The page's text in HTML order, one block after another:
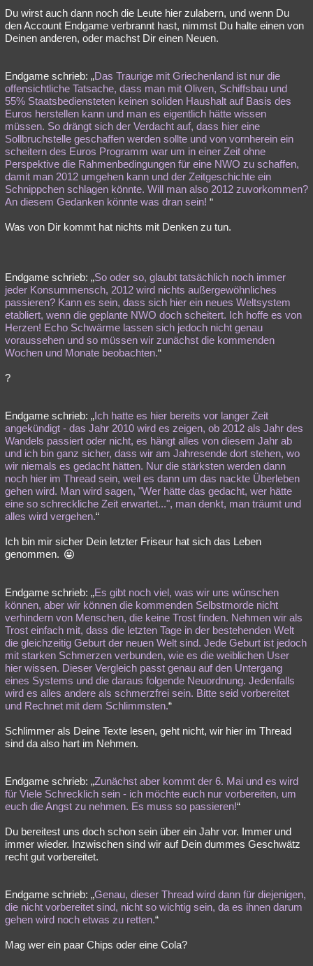
Du wirst auch dann noch die Leute hier zulabern, und wenn Du
den Account Endgame verbrannt hast, nimmst Du halte einen von
Deinen anderen, oder machst Dir einen Neuen.
Endgame schrieb: „Das Traurige mit Griechenland ist nur die
offensichtliche Tatsache, dass man mit Oliven, Schiffsbau und
55% Staatsbediensteten keinen soliden Haushalt auf Basis des
Euros herstellen kann und man es eigentlich hätte wissen
müssen. So drängt sich der Verdacht auf, dass hier eine
Sollbruchstelle geschaffen werden sollte und von vornherein ein
scheitern des Euros Programm war um in einer Zeit ohne
Perspektive die Rahmenbedingungen für eine NWO zu schaffen,
damit man 2012 umgehen kann und der Zeitgeschichte ein
Schnippchen schlagen könnte. Will man also 2012 zuvorkommen?
An diesem Gedanken könnte was dran sein! “
Was von Dir kommt hat nichts mit Denken zu tun.
Endgame schrieb: „So oder so, glaubt tatsächlich noch immer
jeder Konsummensch, 2012 wird nichts außergewöhnliches
passieren? Kann es sein, dass sich hier ein neues Weltsystem
etabliert, wenn die geplante NWO doch scheitert. Ich hoffe es von
Herzen! Echo Schwärme lassen sich jedoch nicht genau
voraussehen und so müssen wir zunächst die kommenden
Wochen und Monate beobachten.“
?
Endgame schrieb: „Ich hatte es hier bereits vor langer Zeit
angekündigt - das Jahr 2010 wird es zeigen, ob 2012 als Jahr des
Wandels passiert oder nicht, es hängt alles von diesem Jahr ab
und ich bin ganz sicher, dass wir am Jahresende dort stehen, wo
wir niemals es gedacht hätten. Nur die stärksten werden dann
noch hier im Thread sein, weil es dann um das nackte Überleben
gehen wird. Man wird sagen, "Wer hätte das gedacht, wer hätte
eine so schreckliche Zeit erwartet...", man denkt, man träumt und
alles wird vergehen.“
Ich bin mir sicher Dein letzter Friseur hat sich das Leben
genommen.
Endgame schrieb: „Es gibt noch viel, was wir uns wünschen
können, aber wir können die kommenden Selbstmorde nicht
verhindern von Menschen, die keine Trost finden. Nehmen wir als
Trost einfach mit, dass die letzten Tage in der bestehenden Welt
die gleichzeitig Geburt der neuen Welt sind. Jede Geburt ist jedoch
mit starken Schmerzen verbunden, wie es die weiblichen User
hier wissen. Dieser Vergleich passt genau auf den Untergang
eines Systems und die daraus folgende Neuordnung. Jedenfalls
wird es alles andere als schmerzfrei sein. Bitte seid vorbereitet
und Rechnet mit dem Schlimmsten.“
Schlimmer als Deine Texte lesen, geht nicht, wir hier im Thread
sind da also hart im Nehmen.
Endgame schrieb: „Zunächst aber kommt der 6. Mai und es wird
für Viele Schrecklich sein - ich möchte euch nur vorbereiten, um
euch die Angst zu nehmen. Es muss so passieren!“
Du bereitest uns doch schon sein über ein Jahr vor. Immer und
immer wieder. Inzwischen sind wir auf Dein dummes Geschwätz
recht gut vorbereitet.
Endgame schrieb: „Genau, dieser Thread wird dann für diejenigen,
die nicht vorbereitet sind, nicht so wichtig sein, da es ihnen darum
gehen wird noch etwas zu retten.“
Mag wer ein paar Chips oder eine Cola?